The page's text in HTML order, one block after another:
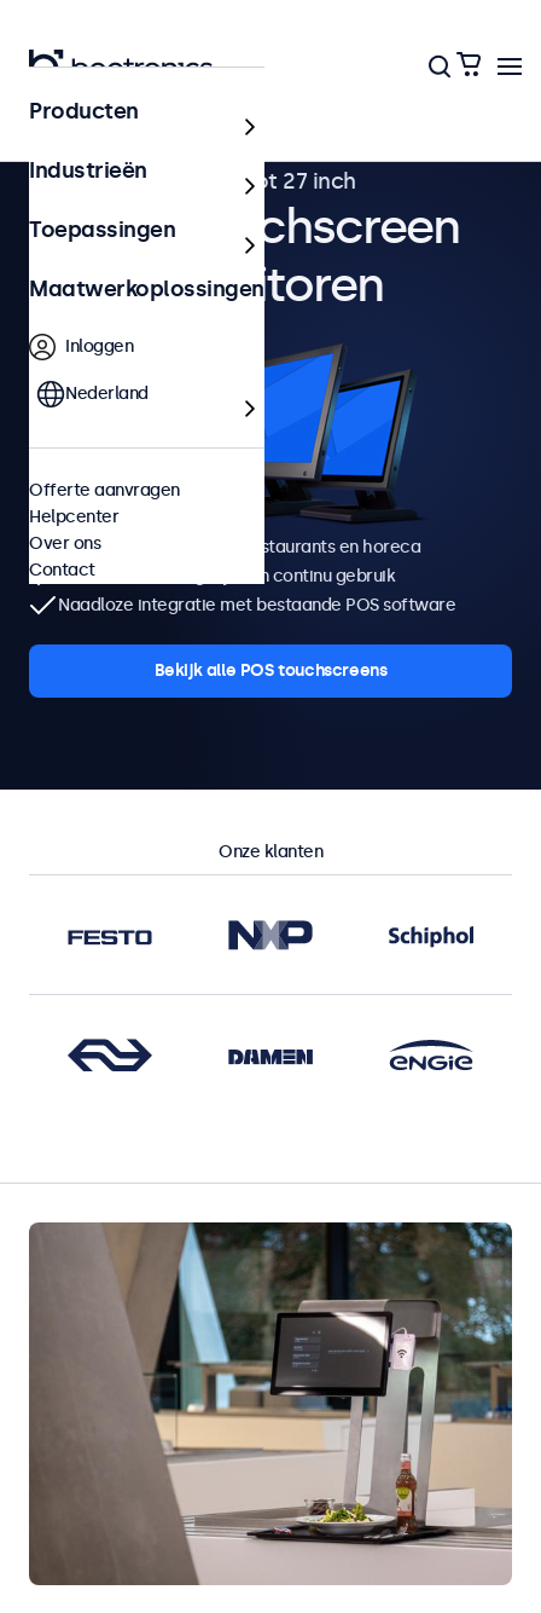
POS touchscreen
monitoren
van 7 tot 27 inch
Ontworpen voor retail, restaurants en horeca
Geschikt voor dagelijks en continu gebruik
Naadloze integratie met bestaande POS software
Bekijk alle POS touchscreens
Onze klanten
Producten
Industrieën
Toepassingen
Maatwerkoplossingen
Inloggen
Nederland
Offerte aanvragen
Helpcenter
Over ons
Contact